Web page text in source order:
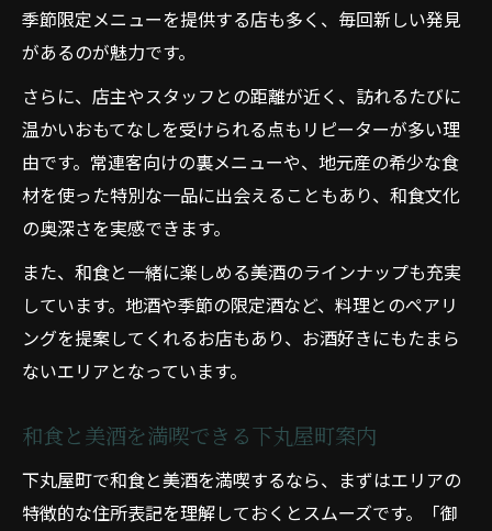
季節限定メニューを提供する店も多く、毎回新しい発見
があるのが魅力です。
さらに、店主やスタッフとの距離が近く、訪れるたびに
温かいおもてなしを受けられる点もリピーターが多い理
由です。常連客向けの裏メニューや、地元産の希少な食
材を使った特別な一品に出会えることもあり、和食文化
の奥深さを実感できます。
また、和食と一緒に楽しめる美酒のラインナップも充実
しています。地酒や季節の限定酒など、料理とのペアリ
ングを提案してくれるお店もあり、お酒好きにもたまら
ないエリアとなっています。
和食と美酒を満喫できる下丸屋町案内
下丸屋町で和食と美酒を満喫するなら、まずはエリアの
特徴的な住所表記を理解しておくとスムーズです。「御